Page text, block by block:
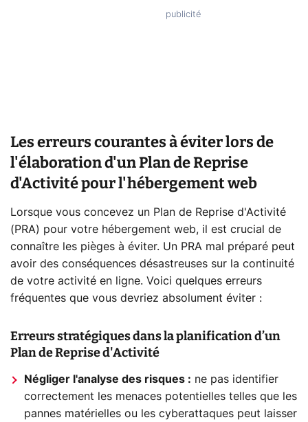
Les erreurs courantes à éviter lors de
l'élaboration d'un Plan de Reprise
d'Activité pour l'hébergement web
Lorsque vous concevez un Plan de Reprise d'Activité
(PRA) pour votre hébergement web, il est crucial de
connaître les pièges à éviter. Un PRA mal préparé peut
avoir des conséquences désastreuses sur la continuité
de votre activité en ligne. Voici quelques erreurs
fréquentes que vous devriez absolument éviter :
Erreurs stratégiques dans la planification d’un
Plan de Reprise d'Activité
Négliger l'analyse des risques : ne pas identifier
correctement les menaces potentielles telles que les
pannes matérielles ou les cyberattaques peut laisser